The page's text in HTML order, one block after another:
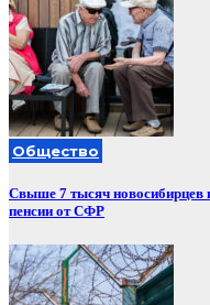
Общество
Свыше 7 тысяч новосибирцев
пенсии от СФР